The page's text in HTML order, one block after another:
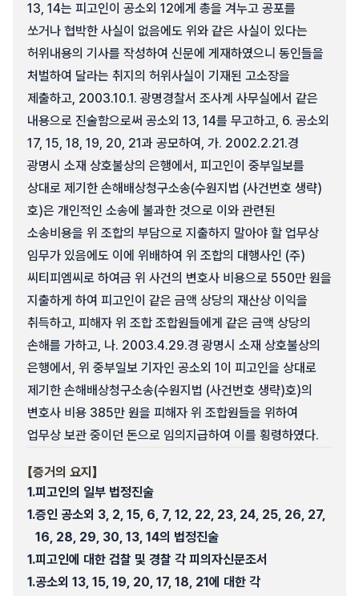
13, 14는 피고인이 공소외 12에게 총을 겨누고 공포를
쏘거나 협박한 사실이 없음에도 위와 같은 사실이 있다는
허위내용의 기사를 작성하여 신문에 게재하였으니 동인들을
처벌하여 달라는 취지의 허위사실이 기재된 고소장을
제출하고, 2003.10.1. 광명경찰서 조사계 사무실에서 같은
내용으로 진술함으로써 공소외 13, 14를 무고하고, 6. 공소외
17, 15, 18, 19, 20, 21과 공모하여, 가. 2002.2.21.경
광명시 소재 상호불상의 은행에서, 피고인이 중부일보를
상대로 제기한 손해배상청구소송(수원지법 (사건번호 생략)
호)은 개인적인 소송에 불과한 것으로 이와 관련된
소송비용을 위 조합의 부담으로 지출하지 말아야 할 업무상
임무가 있음에도 이에 위배하여 위 조합의 대행사인 (주)
씨티피엠씨로 하여금 위 사건의 변호사 비용으로 550만 원을
지출하게 하여 피고인이 같은 금액 상당의 재산상 이익을
취득하고, 피해자 위 조합 조합원들에게 같은 금액 상당의
손해를 가하고, 나. 2003.4.29.경 광명시 소재 상호불상의
은행에서, 위 중부일보 기자인 공소외 1이 피고인을 상대로
제기한 손해배상청구소송(수원지법 (사건번호 생략)호)의
변호사 비용 385만 원을 피해자 위 조합원들을 위하여
업무상 보관 중이던 돈으로 임의지급하여 이를 횡령하였다.
【증거의 요지】
1.피고인의 일부 법정진술
1.증인 공소외 3, 2, 15, 6, 7, 12, 22, 23, 24, 25, 26, 27,
16, 28, 29, 30, 13, 14의 법정진술
1.피고인에 대한 검찰 및 경찰 각 피의자신문조서
1.공소외 13, 15, 19, 20, 17, 18, 21에 대한 각